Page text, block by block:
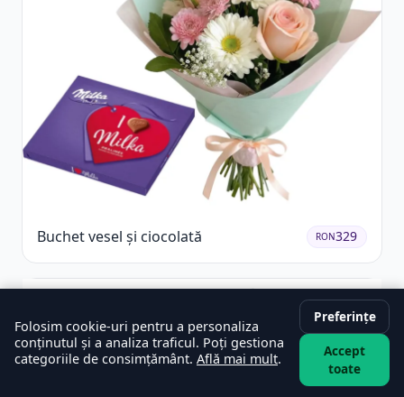
Buchet vesel și ciocolată RON329
Folosim cookie-uri pentru a personaliza
conținutul și a analiza traficul. Poți gestiona
categoriile de consimțământ. Află mai mult.
Preferințe
Accept
toate